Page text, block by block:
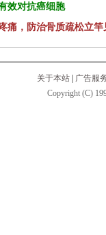
效对抗癌细胞
痛，防治骨质疏松立竿
关于本站
广告服
Copyright (C)